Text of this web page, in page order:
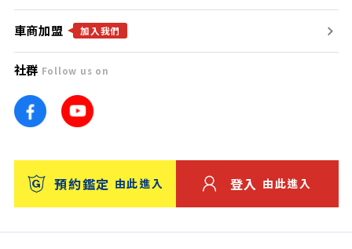
隱私權政策
團隊
車訊網
台灣優良中古車商大獎
找好車
找好店
找海外車
消費者評價
保固
合作夥伴
廣告合作
車商加盟 加入我們
社群 Follow us on
預約鑑定 由此進入 登入 由此進入